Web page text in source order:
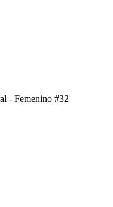
- Femenino #32